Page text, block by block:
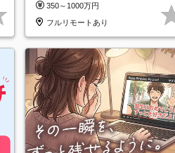
実で安心
350～1000万円
フルリモートあり